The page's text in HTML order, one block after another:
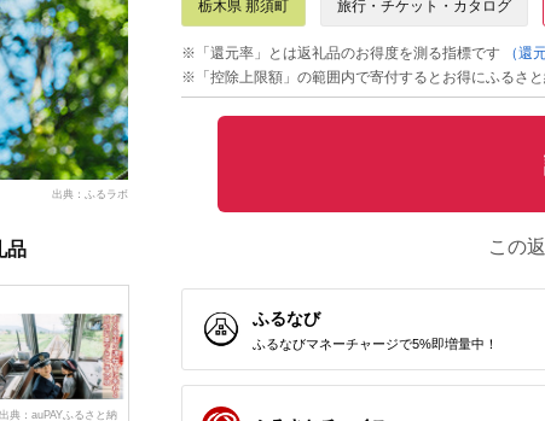
出典：ふるラボ
品
出典：auPAYふるさと納
出典：dショッピングふ
栃木県 那須町 旅行・チケット・カタログ
※「還元率」とは返礼品のお得度を測る指標です
（還
※「控除上限額」の範囲内で寄付するとお得にふるさ
この
ふるなび
ふるなびマネーチャージで5%即増量中！